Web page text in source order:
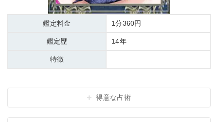
鑑定料金 1分360円
鑑定歴 14年
特徴
得意な占術